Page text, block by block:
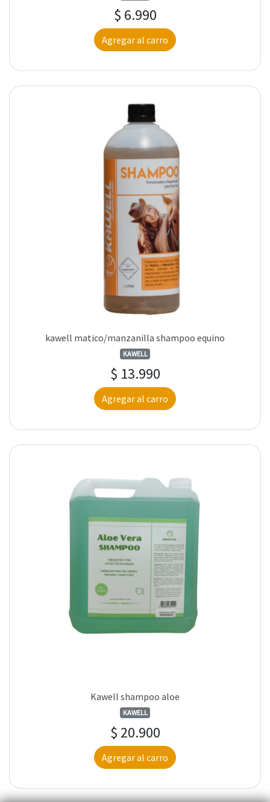
$ 6.990
Agregar al carro
kawell matico/manzanilla shampoo equino
KAWELL
$ 13.990
Agregar al carro
Kawell shampoo aloe
KAWELL
$ 20.900
Agregar al carro